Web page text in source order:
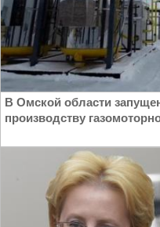
В Омской области
производству